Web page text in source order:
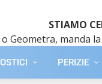
STIAMO
Geometra, manda
PERIZIE